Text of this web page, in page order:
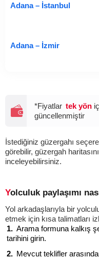
Adana – İstanbul
Adana – İzmir
*Fiyatlar tek yön
güncellenmiştir
İstediğiniz güzergahı
görebilir, güzergah
inceleyebilirsiniz.
Yolculuk paylaşımı
Yol arkadaşlarıyla bir
etmek için kısa talimatları
Arama formuna kalkış
tarihini girin.
Mevcut teklifler